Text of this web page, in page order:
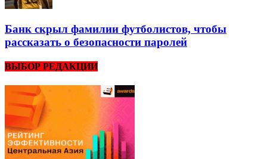
Банк скрыл фамилии футболистов, чтобы
рассказать о безопасности паролей
ВЫБОР РЕДАКЦИИ